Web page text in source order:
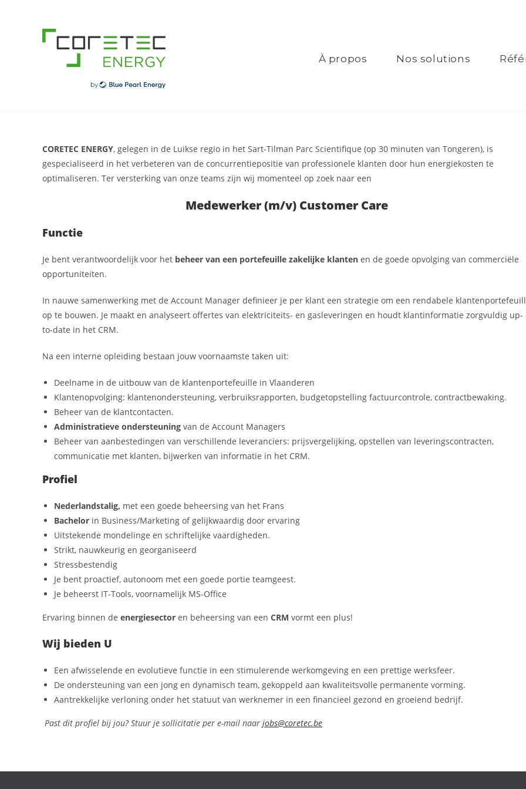
À propos Nos solutions
CORETEC ENERGY, gelegen in de Luikse regio in het Sart-Tilman Parc Scientifique (op 30 minuten van Tongeren), is
gespecialiseerd in het verbeteren van de concurrentiepositie van professionele klanten door hun energiekosten te
optimaliseren. Ter versterking van onze teams zijn wij momenteel op zoek naar een
Medewerker (m/v) Customer Care
Functie
Je bent verantwoordelijk voor het beheer van een portefeuille zakelijke klanten en de goede opvolging van commerciële
opportuniteiten.
In nauwe samenwerking met de Account Manager definieer je per klant een strategie om een rendabele
op te bouwen. Je maakt en analyseert offertes van elektriciteits- en gasleveringen en houdt klantinformatie zorgvuldig up-
to-date in het CRM.
Na een interne opleiding bestaan jouw voornaamste taken uit:
Deelname in de uitbouw van de klantenportefeuille in Vlaanderen
Klantenopvolging: klantenondersteuning, verbruiksrapporten, budgetopstelling factuurcontrole, contractbewaking.
Beheer van de klantcontacten.
Administratieve ondersteuning van de Account Managers
Beheer van aanbestedingen van verschillende leveranciers: prijsvergelijking, opstellen van leveringscontracten,
communicatie met klanten, bijwerken van informatie in het CRM.
Profiel
Nederlandstalig, met een goede beheersing van het Frans
Bachelor in Business/Marketing of gelijkwaardig door ervaring
Uitstekende mondelinge en schriftelijke vaardigheden.
Strikt, nauwkeurig en georganiseerd
Stressbestendig
Je bent proactief, autonoom met een goede portie teamgeest.
Je beheerst IT-Tools, voornamelijk MS-Office
Ervaring binnen de energiesector en beheersing van een CRM vormt een plus!
Wij bieden U
Een afwisselende en evolutieve functie in een stimulerende werkomgeving en een prettige werksfeer.
De ondersteuning van een jong en dynamisch team, gekoppeld aan kwaliteitsvolle permanente vorming.
Aantrekkelijke verloning onder het statuut van werknemer in een financieel gezond en groeiend bedrijf.
Past dit profiel bij jou? Stuur je sollicitatie per e-mail naar jobs@coretec.be